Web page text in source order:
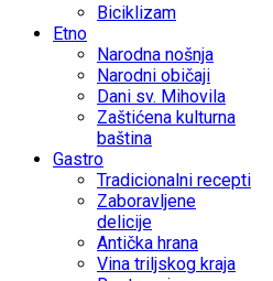
Biciklizam
Etno
Narodna nošnja
Narodni običaji
Dani sv. Mihovila
Zaštićena kulturna
baština
Gastro
Tradicionalni recepti
Zaboravljene
delicije
Antička hrana
Vina triljskog kraja